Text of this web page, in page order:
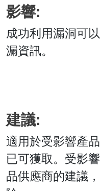
影響:
成功利用漏洞可
漏資訊。
建議:
適用於受影響產
已可獲取。受影
品供應商的建議